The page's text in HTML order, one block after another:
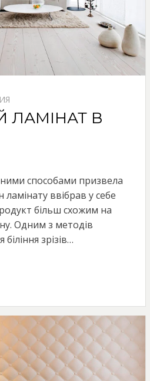
ЛАМІНАТ В
способами призвела
ввібрав у себе
більш схожим на
Одним з методів
зрізів…